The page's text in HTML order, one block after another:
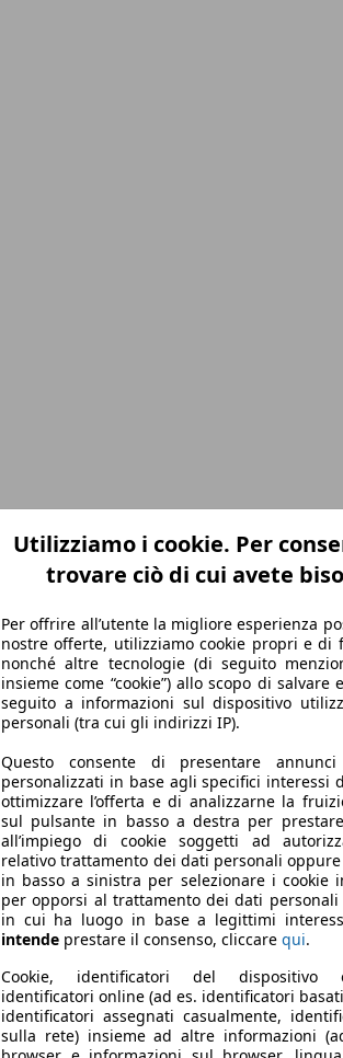
Utilizziamo i cookie. Per
trovare ciò di cui avete
Per offrire all’utente la migliore esperienza
nostre offerte, utilizziamo cookie propri e di
nonché altre tecnologie (di seguito
insieme come “cookie”) allo scopo di salvare
seguito a informazioni sul dispositivo
personali (tra cui gli indirizzi IP).
Questo consente di presentare
personalizzati in base agli specifici interessi
ottimizzare l’offerta e di analizzarne la
sul pulsante in basso a destra per
all’impiego di cookie soggetti ad
relativo trattamento dei dati personali
in basso a sinistra per selezionare i cookie
per opporsi al trattamento dei dati personali
in cui ha luogo in base a legittimi
intende prestare il consenso, cliccare qui.
Cookie, identificatori del dispositivo
identificatori online (ad es. identificatori basati
identificatori assegnati casualmente,
sulla rete) insieme ad altre informazioni